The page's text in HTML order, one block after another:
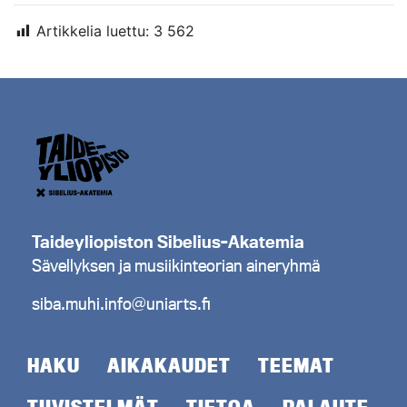
Artikkelia luettu: 3 562
Taideyliopiston Sibelius-Akatemia
Sävellyksen ja musiikinteorian aineryhmä
siba.muhi.info@uniarts.fi
HAKU AIKAKAUDET
TEEMAT